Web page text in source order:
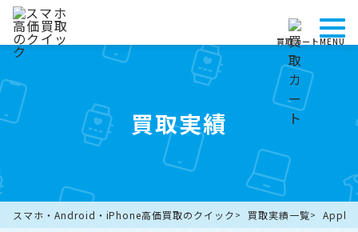
買取カートMENU
買取実績
スマホ・Android・iPhone高価買取のクイック 買取実績一覧 Apple